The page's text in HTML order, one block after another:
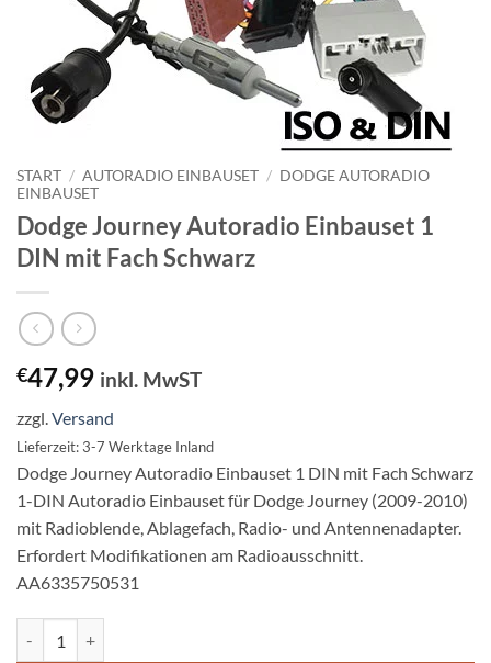
START / AUTORADIO EINBAUSET / DODGE AUTORADIO
EINBAUSET
Dodge Journey Autoradio Einbauset 1
DIN mit Fach Schwarz
€47,99 inkl. MwST
zzgl. Versand
Lieferzeit: 3-7 Werktage Inland
Dodge Journey Autoradio Einbauset 1 DIN mit Fach Schwarz
1-DIN Autoradio Einbauset für Dodge Journey (2009-2010)
mit Radioblende, Ablagefach, Radio- und Antennenadapter.
Erfordert Modifikationen am Radioausschnitt.
AA6335750531